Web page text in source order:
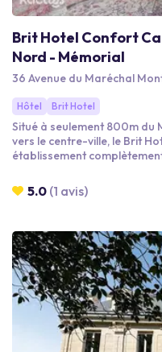
Brit Hotel Confort
Nord - Mémorial
36 Avenue du Maréchal
Hôtel Brit Hotel
Situé à seulement 800m du
vers le centre-ville, le Brit
établissement
L'hôtel met à votre
appartement tout confort,
réunion modulable
jusqu'à 55 personnes.
5.0 (1 avis)